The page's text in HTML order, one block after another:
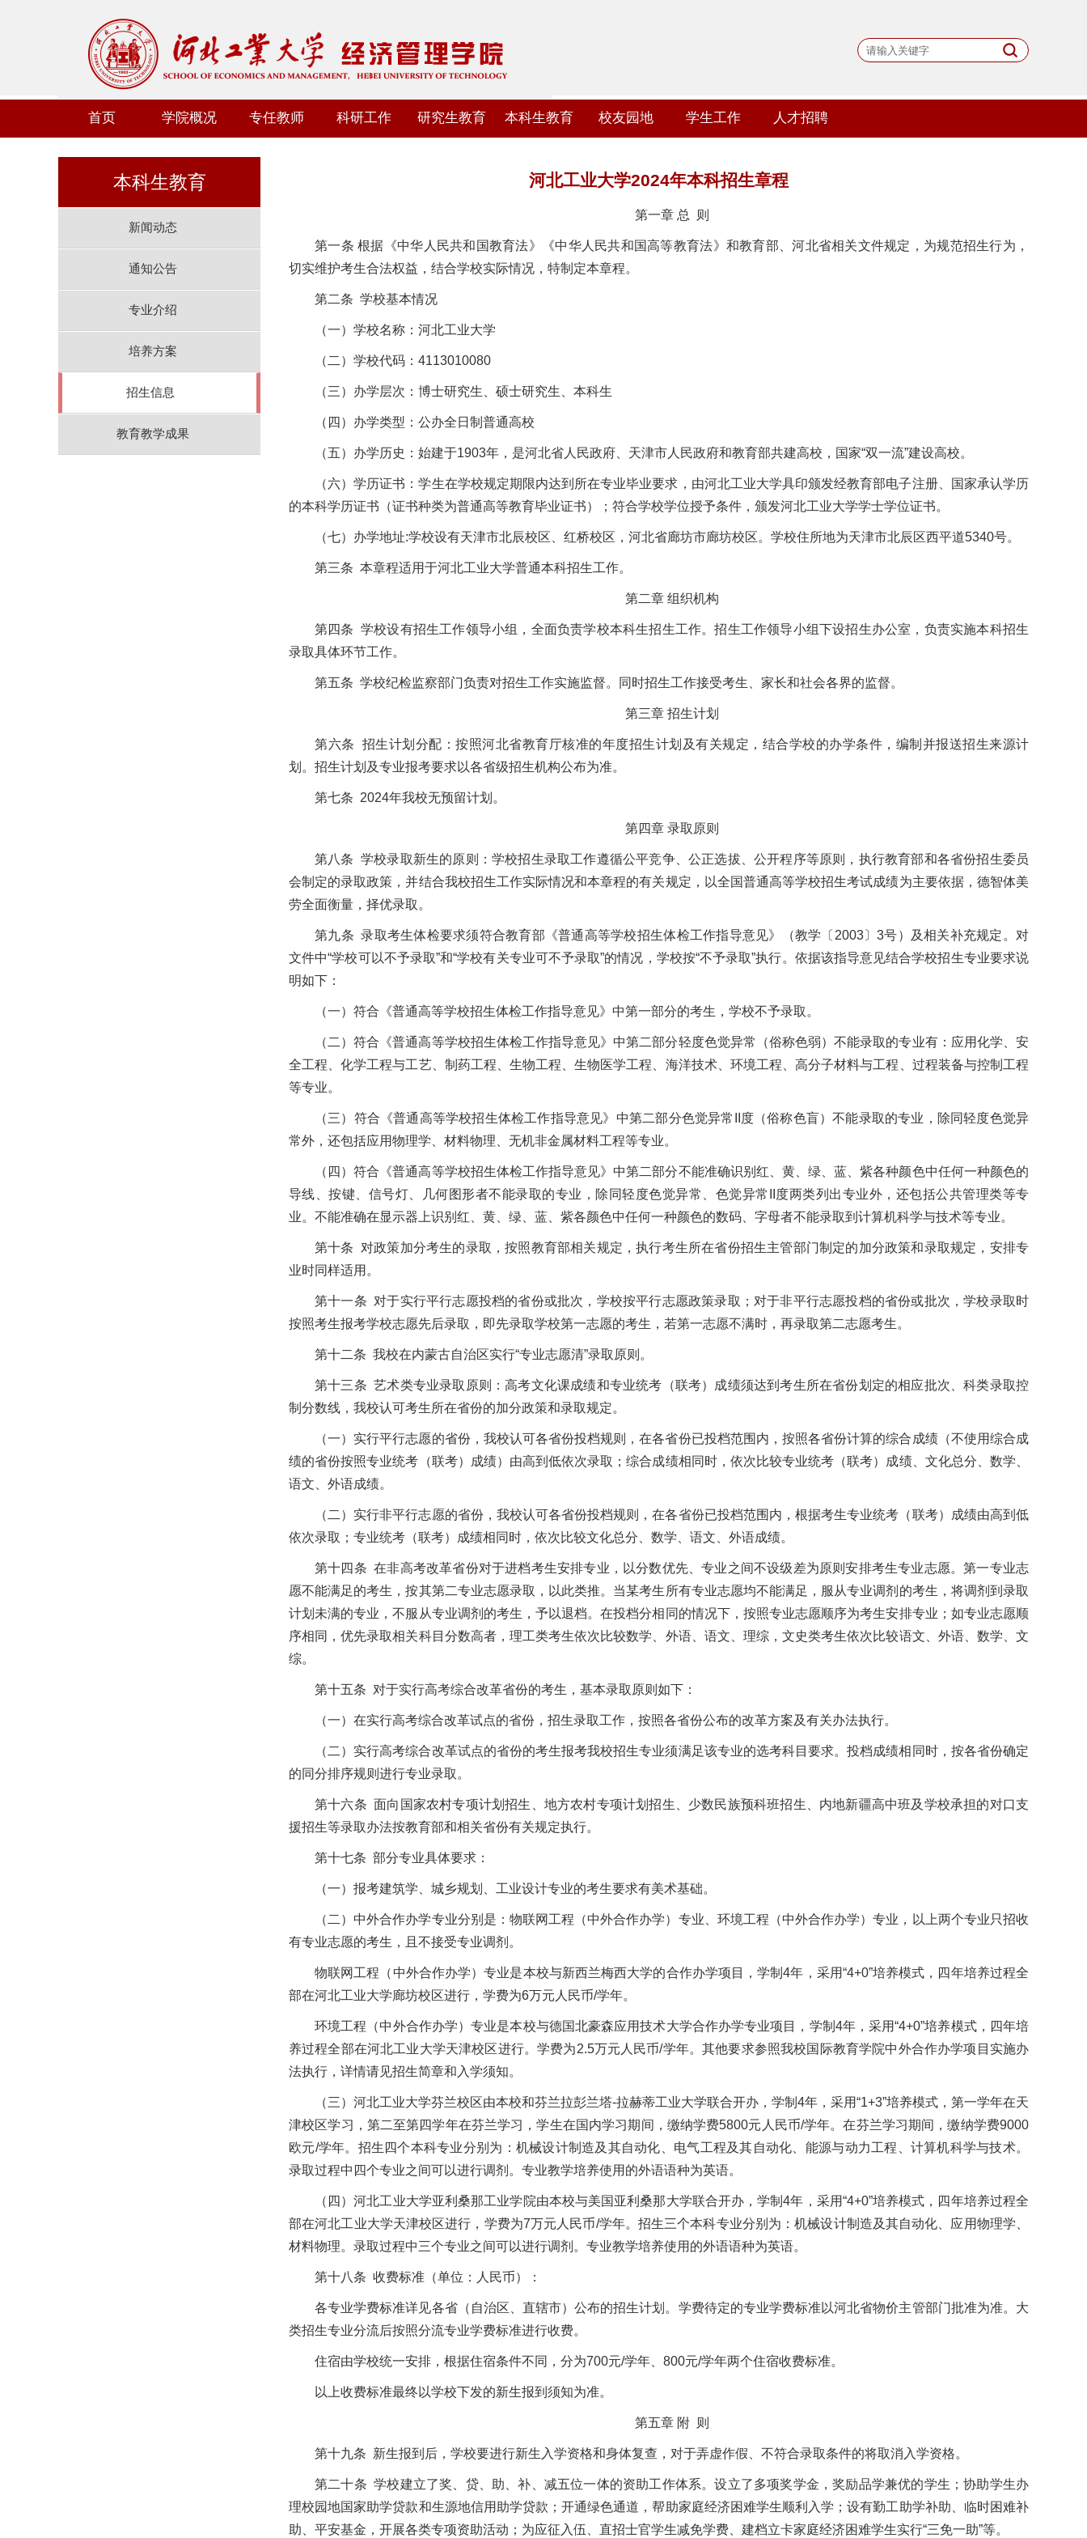
首页 学院概况 专任教师 科研工作 研究生教育 本科生教育 校友园地 学生工作 人才招聘
本科生教育
新闻动态
通知公告
专业介绍
培养方案
招生信息
教育教学成果
河北工业大学2024年本科招生章程
第一章 总 则
第一条 根据《中华人民共和国教育法》《中华人民共和国高等教育法》和教育部、河北省相关文件规定，为规范招生行为，
切实维护考生合法权益，结合学校实际情况，特制定本章程。
第二条 学校基本情况
（一）学校名称：河北工业大学
（二）学校代码：4113010080
（三）办学层次：博士研究生、硕士研究生、本科生
（四）办学类型：公办全日制普通高校
（五）办学历史：始建于1903年，是河北省人民政府、天津市人民政府和教育部共建高校，国家“双一流”建设高校。
（六）学历证书：学生在学校规定期限内达到所在专业毕业要求，由河北工业大学具印颁发经教育部电子注册、国家承认学历
的本科学历证书（证书种类为普通高等教育毕业证书）；符合学校学位授予条件，颁发河北工业大学学士学位证书。
（七）办学地址:学校设有天津市北辰校区、红桥校区，河北省廊坊市廊坊校区。学校住所地为天津市北辰区西平道5340号。
第三条 本章程适用于河北工业大学普通本科招生工作。
第二章 组织机构
第四条 学校设有招生工作领导小组，全面负责学校本科生招生工作。招生工作领导小组下设招生办公室，负责实施本科招生
录取具体环节工作。
第五条 学校纪检监察部门负责对招生工作实施监督。同时招生工作接受考生、家长和社会各界的监督。
第三章 招生计划
第六条 招生计划分配：按照河北省教育厅核准的年度招生计划及有关规定，结合学校的办学条件，编制并报送招生来源计
划。招生计划及专业报考要求以各省级招生机构公布为准。
第七条 2024年我校无预留计划。
第四章 录取原则
第八条 学校录取新生的原则：学校招生录取工作遵循公平竞争、公正选拔、公开程序等原则，执行教育部和各省份招生委员
会制定的录取政策，并结合我校招生工作实际情况和本章程的有关规定，以全国普通高等学校招生考试成绩为主要依据，德智体美
劳全面衡量，择优录取。
第九条 录取考生体检要求须符合教育部《普通高等学校招生体检工作指导意见》（教学〔2003〕3号）及相关补充规定。对
文件中“学校可以不予录取”和“学校有关专业可不予录取”的情况，学校按“不予录取”执行。依据该指导意见结合学校招生专业要求说
明如下：
（一）符合《普通高等学校招生体检工作指导意见》中第一部分的考生，学校不予录取。
（二）符合《普通高等学校招生体检工作指导意见》中第二部分轻度色觉异常（俗称色弱）不能录取的专业有：应用化学、安
全工程、化学工程与工艺、制药工程、生物工程、生物医学工程、海洋技术、环境工程、高分子材料与工程、过程装备与控制工程
等专业。
（三）符合《普通高等学校招生体检工作指导意见》中第二部分色觉异常II度（俗称色盲）不能录取的专业，除同轻度色觉异
常外，还包括应用物理学、材料物理、无机非金属材料工程等专业。
（四）符合《普通高等学校招生体检工作指导意见》中第二部分不能准确识别红、黄、绿、蓝、紫各种颜色中任何一种颜色的
导线、按键、信号灯、几何图形者不能录取的专业，除同轻度色觉异常、色觉异常II度两类列出专业外，还包括公共管理类等专
业。不能准确在显示器上识别红、黄、绿、蓝、紫各颜色中任何一种颜色的数码、字母者不能录取到计算机科学与技术等专业。
第十条 对政策加分考生的录取，按照教育部相关规定，执行考生所在省份招生主管部门制定的加分政策和录取规定，安排专
业时同样适用。
第十一条 对于实行平行志愿投档的省份或批次，学校按平行志愿政策录取；对于非平行志愿投档的省份或批次，学校录取时
按照考生报考学校志愿先后录取，即先录取学校第一志愿的考生，若第一志愿不满时，再录取第二志愿考生。
第十二条 我校在内蒙古自治区实行“专业志愿清”录取原则。
第十三条 艺术类专业录取原则：高考文化课成绩和专业统考（联考）成绩须达到考生所在省份划定的相应批次、科类录取控
制分数线，我校认可考生所在省份的加分政策和录取规定。
（一）实行平行志愿的省份，我校认可各省份投档规则，在各省份已投档范围内，按照各省份计算的综合成绩（不使用综合成
绩的省份按照专业统考（联考）成绩）由高到低依次录取；综合成绩相同时，依次比较专业统考（联考）成绩、文化总分、数学、
语文、外语成绩。
（二）实行非平行志愿的省份，我校认可各省份投档规则，在各省份已投档范围内，根据考生专业统考（联考）成绩由高到低
依次录取；专业统考（联考）成绩相同时，依次比较文化总分、数学、语文、外语成绩。
第十四条 在非高考改革省份对于进档考生安排专业，以分数优先、专业之间不设级差为原则安排考生专业志愿。第一专业志
愿不能满足的考生，按其第二专业志愿录取，以此类推。当某考生所有专业志愿均不能满足，服从专业调剂的考生，将调剂到录取
计划未满的专业，不服从专业调剂的考生，予以退档。在投档分相同的情况下，按照专业志愿顺序为考生安排专业；如专业志愿顺
序相同，优先录取相关科目分数高者，理工类考生依次比较数学、外语、语文、理综，文史类考生依次比较语文、外语、数学、文
综。
第十五条 对于实行高考综合改革省份的考生，基本录取原则如下：
（一）在实行高考综合改革试点的省份，招生录取工作，按照各省份公布的改革方案及有关办法执行。
（二）实行高考综合改革试点的省份的考生报考我校招生专业须满足该专业的选考科目要求。投档成绩相同时，按各省份确定
的同分排序规则进行专业录取。
第十六条 面向国家农村专项计划招生、地方农村专项计划招生、少数民族预科班招生、内地新疆高中班及学校承担的对口支
援招生等录取办法按教育部和相关省份有关规定执行。
第十七条 部分专业具体要求：
（一）报考建筑学、城乡规划、工业设计专业的考生要求有美术基础。
（二）中外合作办学专业分别是：物联网工程（中外合作办学）专业、环境工程（中外合作办学）专业，以上两个专业只招收
有专业志愿的考生，且不接受专业调剂。
物联网工程（中外合作办学）专业是本校与新西兰梅西大学的合作办学项目，学制4年，采用“4+0”培养模式，四年培养过程全
部在河北工业大学廊坊校区进行，学费为6万元人民币/学年。
环境工程（中外合作办学）专业是本校与德国北豪森应用技术大学合作办学专业项目，学制4年，采用“4+0”培养模式，四年培
养过程全部在河北工业大学天津校区进行。学费为2.5万元人民币/学年。其他要求参照我校国际教育学院中外合作办学项目实施办
法执行，详情请见招生简章和入学须知。
（三）河北工业大学芬兰校区由本校和芬兰拉彭兰塔-拉赫蒂工业大学联合开办，学制4年，采用“1+3”培养模式，第一学年在天
津校区学习，第二至第四学年在芬兰学习，学生在国内学习期间，缴纳学费5800元人民币/学年。在芬兰学习期间，缴纳学费9000
欧元/学年。招生四个本科专业分别为：机械设计制造及其自动化、电气工程及其自动化、能源与动力工程、计算机科学与技术。
录取过程中四个专业之间可以进行调剂。专业教学培养使用的外语语种为英语。
（四）河北工业大学亚利桑那工业学院由本校与美国亚利桑那大学联合开办，学制4年，采用“4+0”培养模式，四年培养过程全
部在河北工业大学天津校区进行，学费为7万元人民币/学年。招生三个本科专业分别为：机械设计制造及其自动化、应用物理学、
材料物理。录取过程中三个专业之间可以进行调剂。专业教学培养使用的外语语种为英语。
第十八条 收费标准（单位：人民币）：
各专业学费标准详见各省（自治区、直辖市）公布的招生计划。学费待定的专业学费标准以河北省物价主管部门批准为准。大
类招生专业分流后按照分流专业学费标准进行收费。
住宿由学校统一安排，根据住宿条件不同，分为700元/学年、800元/学年两个住宿收费标准。
以上收费标准最终以学校下发的新生报到须知为准。
第五章 附 则
第十九条 新生报到后，学校要进行新生入学资格和身体复查，对于弄虚作假、不符合录取条件的将取消入学资格。
第二十条 学校建立了奖、贷、助、补、减五位一体的资助工作体系。设立了多项奖学金，奖励品学兼优的学生；协助学生办
理校园地国家助学贷款和生源地信用助学贷款；开通绿色通道，帮助家庭经济困难学生顺利入学；设有勤工助学补助、临时困难补
助、平安基金，开展各类专项资助活动；为应征入伍、直招士官学生减免学费、建档立卡家庭经济困难学生实行“三免一助”等。